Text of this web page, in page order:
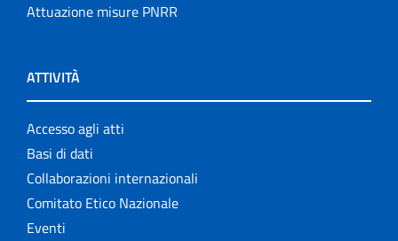
Attuazione misure PNRR
ATTIVITÀ
Accesso agli atti
Basi di dati
Collaborazioni internazionali
Comitato Etico Nazionale
Eventi